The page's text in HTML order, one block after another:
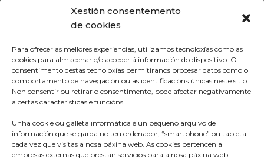
Xestión consentemento
de cookies
Para ofrecer as mellores experiencias, utilizamos tecnoloxías como as
cookies para almacenar e/o acceder á información do dispositivo. O
consentimento destas tecnoloxías permitiranos procesar datos como o
comportamento de navegación ou as identificacións únicas neste sitio.
Non consentir ou retirar o consentimento, pode afectar negativamente
a certas características e funcións.
Unha cookie ou galleta informática é un pequeno arquivo de
información que se garda no teu ordenador, “smartphone” ou tableta
cada vez que visitas a nosa páxina web. As cookies pertencen a
empresas externas que prestan servicios para a nosa páxina web.